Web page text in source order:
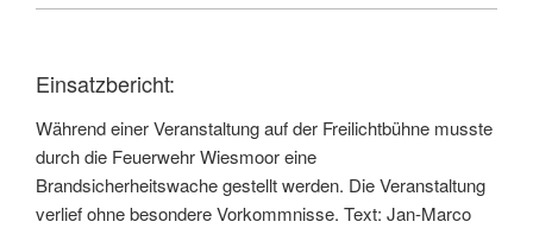
Einsatzbericht:
Während einer Veranstaltung auf der Freilichtbühne musste
durch die Feuerwehr Wiesmoor eine
Brandsicherheitswache gestellt werden. Die Veranstaltung
verlief ohne besondere Vorkommnisse. Text: Jan-Marco